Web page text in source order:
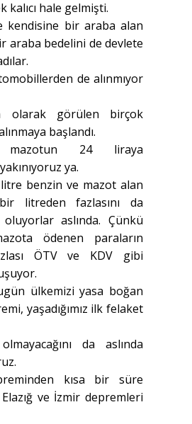
hale gelmişti.
kendisine bir araba alan
araba bedelini de devlete
de alınmıyor
olarak görülen birçok
başlandı.
mazotun 24 liraya
ya.
benzin ve mazot alan
litreden fazlasını da
aslında. Çünkü
ödenen paraların
ÖTV ve KDV gibi
ülkemizi yasa boğan
yaşadığımız ilk felaket
da aslında
kısa bir süre
ve İzmir depremleri